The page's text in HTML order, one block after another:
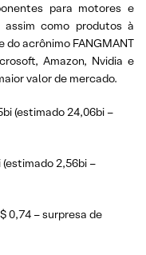
para motores e
assim como produtos à
do acrônimo FANGMANT
Amazon, Nvidia e
valor de mercado.
(estimado 24,06bi –
(estimado 2,56bi –
0,74 – surpresa de